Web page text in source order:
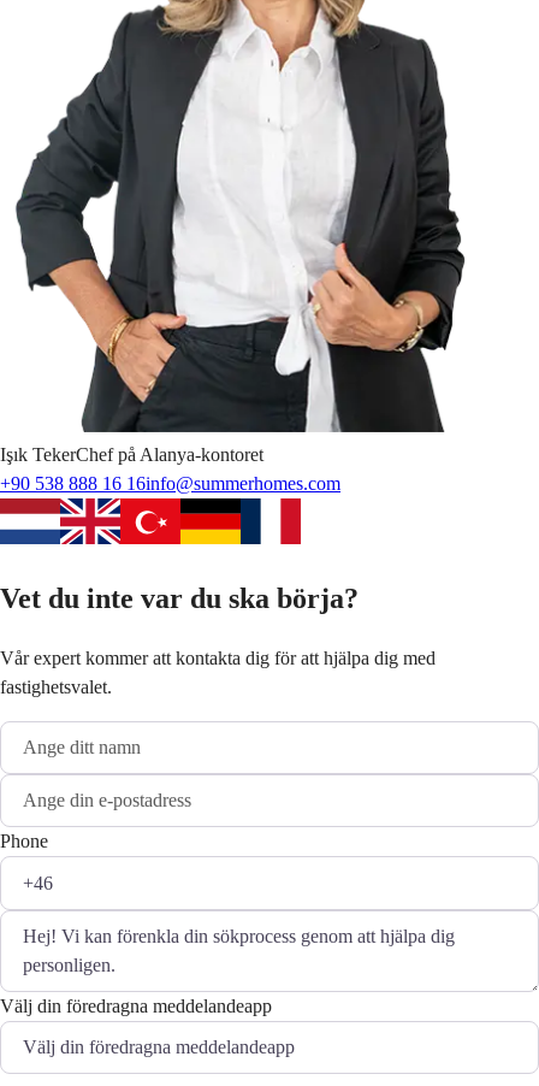
Işık TekerChef på Alanya-kontoret
+90 538 888 16 16info@summerhomes.com
Vet du inte var du ska börja?
Vår expert kommer att kontakta dig för att hjälpa dig med
fastighetsvalet.
Phone
Välj din föredragna meddelandeapp